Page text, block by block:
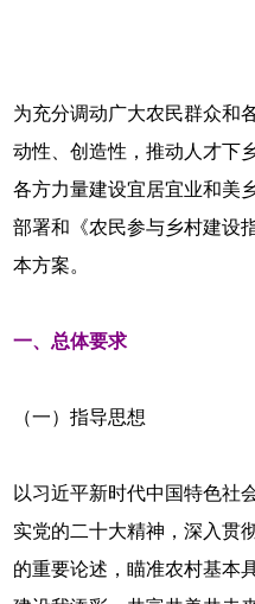
为充分调动广大农民群众和
动性、创造性，推动人才下
各方力量建设宜居宜业和美
部署和《农民参与乡村建设
本方案。
一、总体要求
（一）指导思想
以习近平新时代中国特色社
实党的二十大精神，深入贯
的重要论述，瞄准农村基本